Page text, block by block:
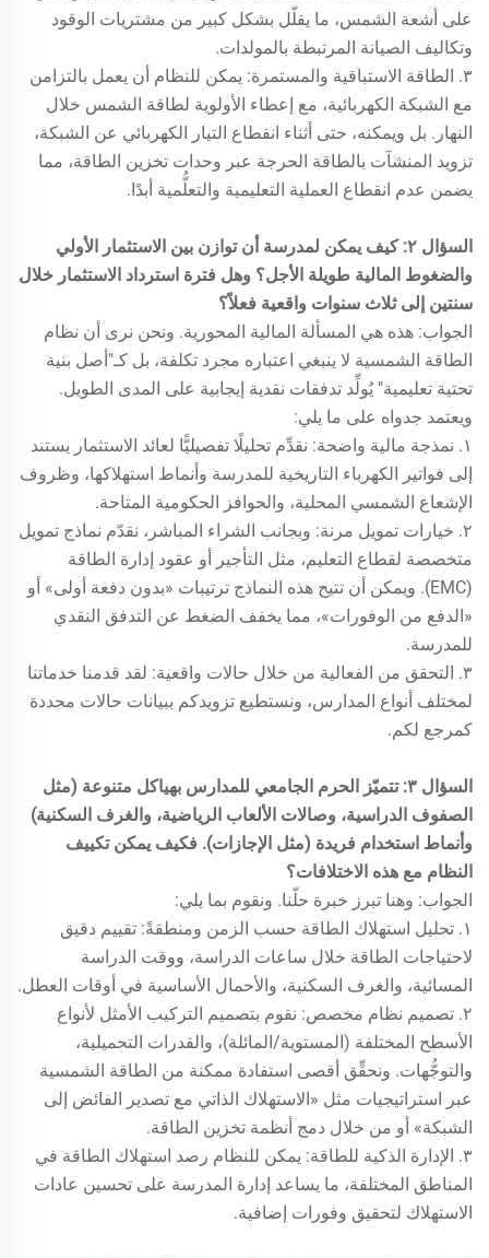
على أشعة الشمس، ما يقلّل بشكل كبير من مشتريات الوقود
وتكاليف الصيانة المرتبطة بالمولدات.
٣. الطاقة الاستباقية والمستمرة: يمكن للنظام أن يعمل بالتزامن
مع الشبكة الكهربائية، مع إعطاء الأولوية لطاقة الشمس خلال
النهار. بل ويمكنه، حتى أثناء انقطاع التيار الكهربائي عن الشبكة،
تزويد المنشآت بالطاقة الحرجة عبر وحدات تخزين الطاقة، مما
يضمن عدم انقطاع العملية التعليمية والتعلُّمية أبدًا.
السؤال ٢: كيف يمكن لمدرسة أن توازن بين الاستثمار الأولي
والضغوط المالية طويلة الأجل؟ وهل فترة استرداد الاستثمار خلال
سنتين إلى ثلاث سنوات واقعية فعلاً؟
الجواب: هذه هي المسألة المالية المحورية. ونحن نرى أن نظام
الطاقة الشمسية لا ينبغي اعتباره مجرد تكلفة، بل كـ"أصل بنية
تحتية تعليمية" يُولِّد تدفقات نقدية إيجابية على المدى الطويل.
ويعتمد جدواه على ما يلي:
١. نمذجة مالية واضحة: نقدِّم تحليلًا تفصيليًّا لعائد الاستثمار يستند
إلى فواتير الكهرباء التاريخية للمدرسة وأنماط استهلاكها، وظروف
الإشعاع الشمسي المحلية، والحوافز الحكومية المتاحة.
٢. خيارات تمويل مرنة: وبجانب الشراء المباشر، نقدّم نماذج تمويل
متخصصة لقطاع التعليم، مثل التأجير أو عقود إدارة الطاقة
(EMC). ويمكن أن تتيح هذه النماذج ترتيبات «بدون دفعة أولى» أو
«الدفع من الوفورات»، مما يخفف الضغط عن التدفق النقدي
للمدرسة.
٣. التحقق من الفعالية من خلال حالات واقعية: لقد قدمنا خدماتنا
لمختلف أنواع المدارس، ونستطيع تزويدكم ببيانات حالات محددة
كمرجع لكم.
السؤال ٣: تتميّز الحرم الجامعي للمدارس بهياكل متنوعة (مثل
الصفوف الدراسية، وصالات الألعاب الرياضية، والغرف السكنية)
وأنماط استخدام فريدة (مثل الإجازات). فكيف يمكن تكييف
النظام مع هذه الاختلافات؟
الجواب: وهنا تبرز خبرة حلّنا. ونقوم بما يلي:
١. تحليل استهلاك الطاقة حسب الزمن ومنطقةً: تقييم دقيق
لاحتياجات الطاقة خلال ساعات الدراسة، ووقت الدراسة
المسائية، والغرف السكنية، والأحمال الأساسية في أوقات العطل.
٢. تصميم نظام مخصص: نقوم بتصميم التركيب الأمثل لأنواع
الأسطح المختلفة (المستوية/المائلة)، والقدرات التحميلية،
والتوجُّهات. ونحقِّق أقصى استفادة ممكنة من الطاقة الشمسية
عبر استراتيجيات مثل «الاستهلاك الذاتي مع تصدير الفائض إلى
الشبكة» أو من خلال دمج أنظمة تخزين الطاقة.
٣. الإدارة الذكية للطاقة: يمكن للنظام رصد استهلاك الطاقة في
المناطق المختلفة، ما يساعد إدارة المدرسة على تحسين عادات
الاستهلاك لتحقيق وفورات إضافية.